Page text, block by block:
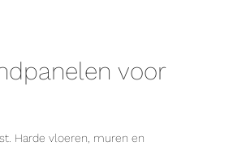
voor
Harde vloeren, muren en